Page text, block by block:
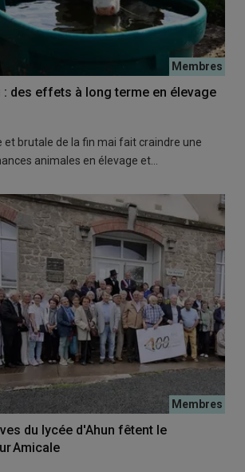
: des effets à long terme en élevage
et brutale de la fin mai fait craindre une
animales en élevage et…
du lycée d'Ahun fêtent le
Amicale